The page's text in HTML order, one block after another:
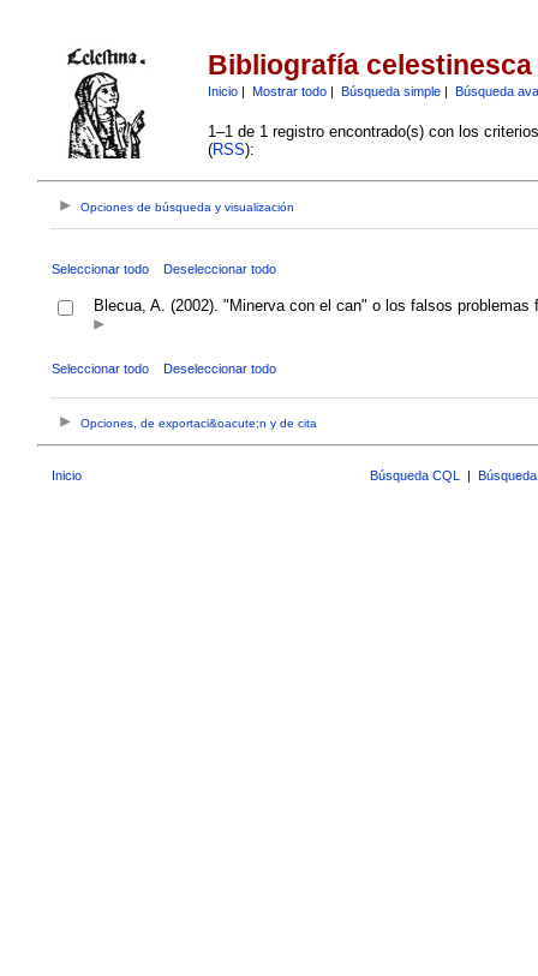
Bibliografía celestinesca
Inicio| Mostrar todo| Búsqueda simple| Búsqueda
1–1 de 1 registro encontrado(s) con los
(RSS):
Opciones de búsqueda y visualización
Seleccionar todo Deseleccionar todo
Blecua, A. (2002). "Minerva con el can" o los falsos
Seleccionar todo Deseleccionar todo
Opciones, de exportaci&oacute;n y de cita
Inicio Búsqueda CQL |